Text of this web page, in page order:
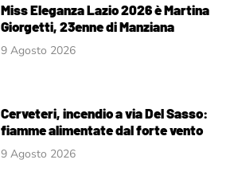
Miss Eleganza Lazio 2026 è Martina
Giorgetti, 23enne di Manziana
9 Agosto 2026
Cerveteri, incendio a via Del Sasso:
fiamme alimentate dal forte vento
9 Agosto 2026